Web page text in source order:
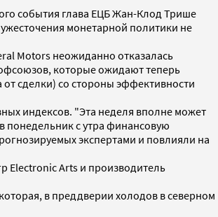
события глава ЕЦБ Жан-Клод Трише
монетарной политики не
Motors неожиданно отказалась
которые ожидают теперь
сделки) со стороны эффективности
индексов. "Эта неделя вполне может
понедельник с утра финансовую
экспертами и повлияли на
Electronic Arts и производитель
в преддверии холодов в северном